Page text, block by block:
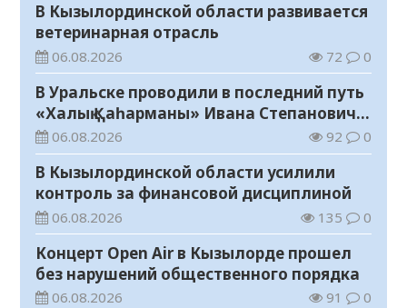
В Кызылординской области развивается
ветеринарная отрасль
06.08.2026 72 0
В Уральске проводили в последний путь
«Халық Қаһарманы» Ивана Степановича
Гапича
06.08.2026 92 0
В Кызылординской области усилили
контроль за финансовой дисциплиной
06.08.2026 135 0
Концерт Open Air в Кызылорде прошел
без нарушений общественного порядка
06.08.2026 91 0